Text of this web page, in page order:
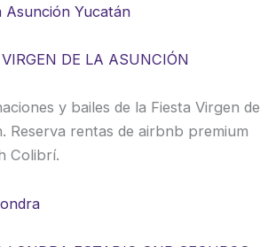
DE LA ASUNCIÓN
y bailes de la Fiesta Virgen de
Reserva rentas de airbnb premium
Colibrí.